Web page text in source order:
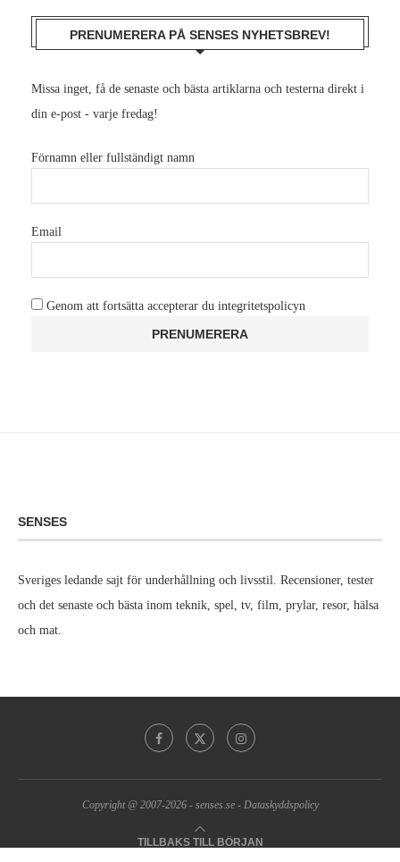
PRENUMERERA PÅ SENSES NYHETSBREV!
Missa inget, få de senaste och bästa artiklarna och testerna direkt i
din e-post - varje fredag!
Förnamn eller fullständigt namn
Email
Genom att fortsätta accepterar du integritetspolicyn
SENSES
Sveriges ledande sajt för underhållning och livsstil. Recensioner, tester
och det senaste och bästa inom teknik, spel, tv, film, prylar, resor, hälsa
och mat.
Copyright @ 2007-2026 - senses.se- Dataskyddspolicy
TILLBAKS TILL BÖRJAN